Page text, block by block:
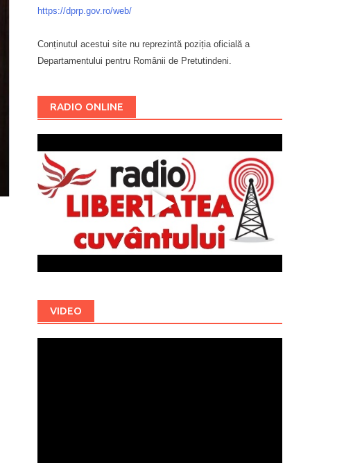
https://dprp.gov.ro/web/
Conținutul acestui site nu reprezintă poziția oficială a
Departamentului pentru Românii de Pretutindeni.
RADIO ONLINE
VIDEO